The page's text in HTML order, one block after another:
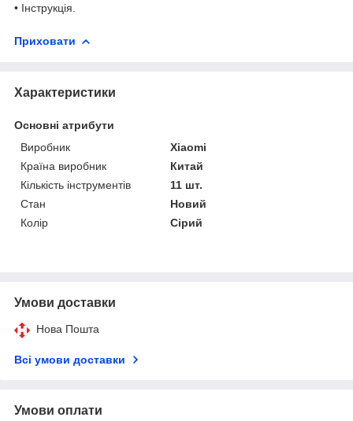
• Інструкція.
Приховати
Характеристики
Основні атрибути
Виробник
Xiaomi
Країна виробник
Китай
Кількість інструментів
11 шт.
Стан
Новий
Колір
Сірий
Умови доставки
Нова Пошта
Всі умови доставки
Умови оплати